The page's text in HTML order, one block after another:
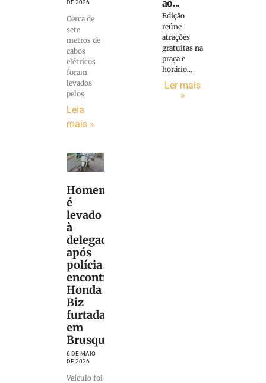
DE 2026
Cerca de
sete
metros de
cabos
elétricos
foram
levados
pelos
Leia
mais »
Homem
é
levado
à
delegacia
após
polícia
encontrar
Honda
Biz
furtada
em
Brusque
6 DE MAIO
DE 2026
Veículo foi
ao...
Edição
reúne
atrações
gratuitas na
praça e
horário...
Ler mais
»